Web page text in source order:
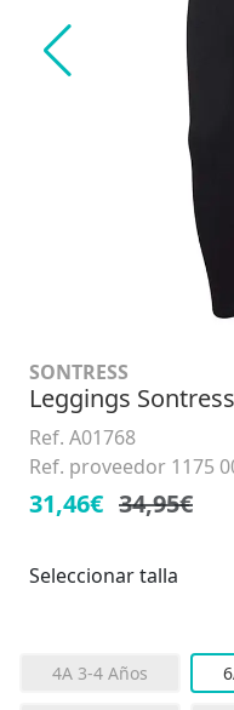
SONTRESS
Leggings
Ref. A01768
Ref. proveedor 1175
31,46€ 34,95€
Seleccionar talla
4A 3-4 Años